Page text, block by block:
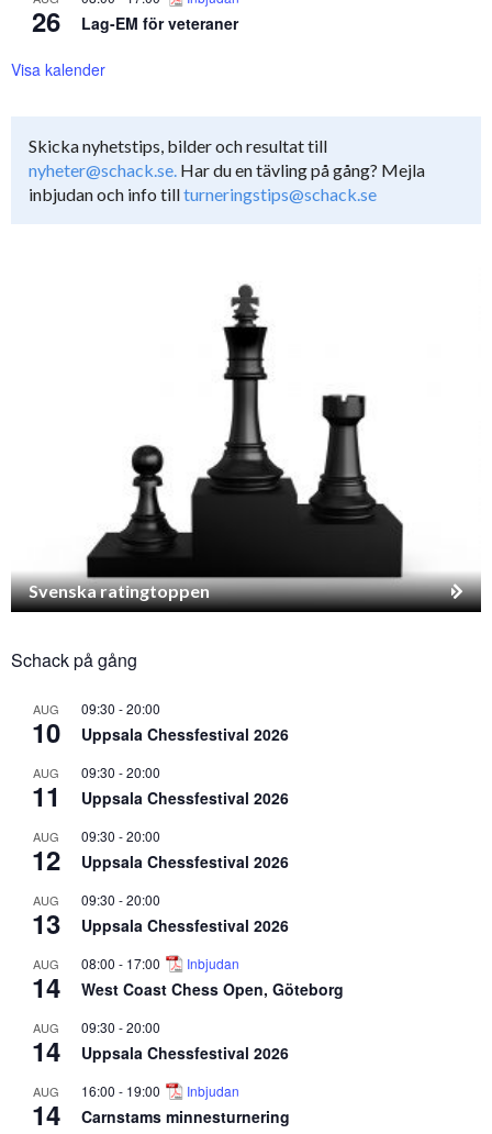
26 Lag-EM för veteraner
Visa kalender
Skicka nyhetstips, bilder och resultat till
nyheter@schack.se. Har du en tävling på gång? Mejla
inbjudan och info tillturneringstips@schack.se
Svenska ratingtoppen
Schack på gång
AUG
10
09:30 -20:00
Uppsala Chessfestival 2026
AUG
11
09:30 -20:00
Uppsala Chessfestival 2026
AUG
12
09:30 -20:00
Uppsala Chessfestival 2026
AUG
13
09:30 -20:00
Uppsala Chessfestival 2026
AUG
14
08:00 - 17:00 Inbjudan
West Coast Chess Open, Göteborg
AUG
14
09:30 -20:00
Uppsala Chessfestival 2026
AUG
14
16:00 - 19:00 Inbjudan
Carnstams minnesturnering